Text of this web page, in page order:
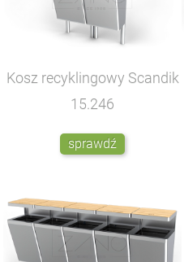
Kosz recyklingowy Scandik
15.246
sprawdź